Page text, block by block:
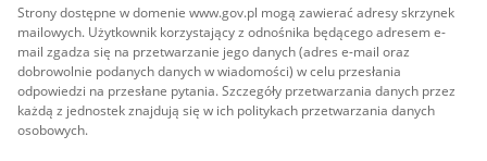
Strony dostępne w domenie www.gov.pl mogą zawierać adresy skrzynek
mailowych. Użytkownik korzystający z odnośnika będącego adresem e-
mail zgadza się na przetwarzanie jego danych (adres e-mail oraz
dobrowolnie podanych danych w wiadomości) w celu przesłania
odpowiedzi na przesłane pytania. Szczegóły przetwarzania danych przez
każdą z jednostek znajdują się w ich politykach przetwarzania danych
osobowych.